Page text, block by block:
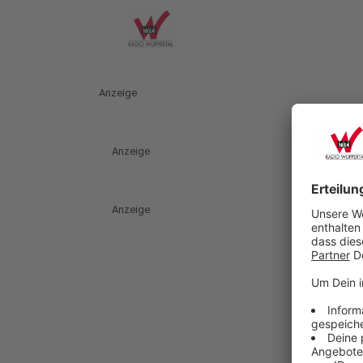
Anzeige
Anzeige
Anzeige